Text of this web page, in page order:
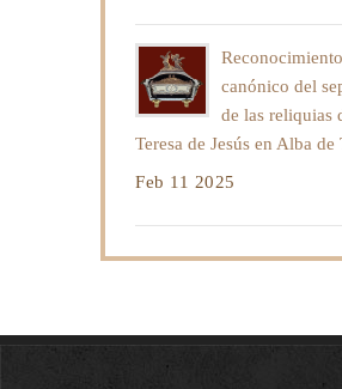
Reconocimiento
canónico del
de las reliquias
Teresa de Jesús en Alba de
Feb 11 2025